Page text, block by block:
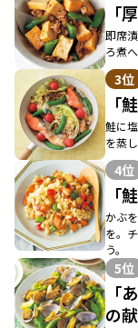
「
即席
ろ煮
3位
「
鮭に
を蒸
4位
「
かぶ
を。
う。
5位
「
の